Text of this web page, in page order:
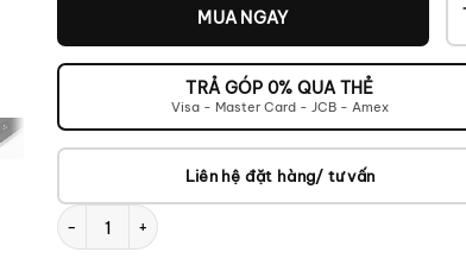
MUA NGAY
TRẢ GÓP 0% QUA THẺ
Visa - Master Card - JCB - Amex
Liên hệ đặt hàng/ tư vấn
Clearaudio concept Signature số lượng